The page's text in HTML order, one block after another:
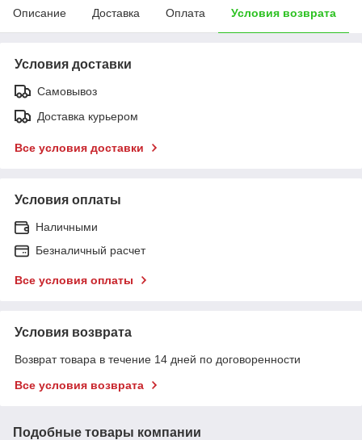
Описание Доставка Оплата Условия возврата
Условия доставки
Самовывоз
Доставка курьером
Все условия доставки
Условия оплаты
Наличными
Безналичный расчет
Все условия оплаты
Условия возврата
Возврат товара в течение 14 дней по договоренности
Все условия возврата
Подобные товары компании